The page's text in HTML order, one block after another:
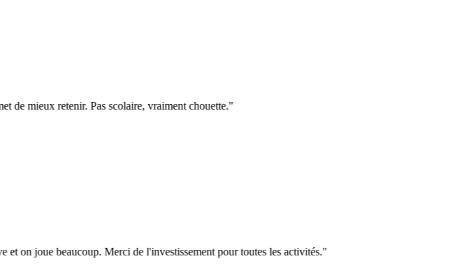
mieux retenir. Pas scolaire, vraiment chouette."
joue beaucoup. Merci de l'investissement pour toutes les activités."